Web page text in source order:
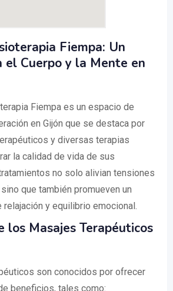
Fiempa: Un
el Cuerpo y la Mente en
Fiempa es un espacio de
en Gijón que se destaca por
y diversas terapias
la calidad de vida de sus
no solo alivian tensiones
que también promueven un
y equilibrio emocional.
los Masajes Terapéuticos
son conocidos por ofrecer
beneficios, tales como: